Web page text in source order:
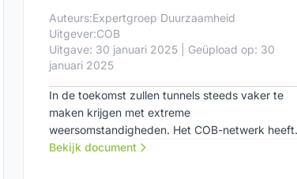
Auteurs:Expertgroep Duurzaamheid
Uitgever:COB
Uitgave: 30 januari 2025 | Geüpload op: 30
januari 2025
In de toekomst zullen tunnels steeds vaker te
maken krijgen met extreme
weersomstandigheden. Het COB-netwerk heeft
een eerste verkenning gedaan om de risico’s van
Bekijk document